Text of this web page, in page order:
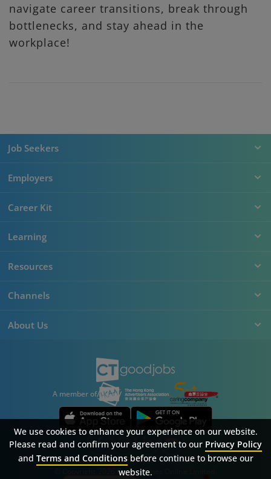
navigate career transitions, break through
bottlenecks, and stay ahead in the
workplace!
Job Seekers
Employers
Career Kit
Learning
Resources
Channels
About Us
A member of
© Copyright 2026 Career Times Online Limited.
SitemapFAQPrivacy PolicyTerms & Conditions
We use cookies to enhance your experience on our website.
Please read and confirm your agreement to our Privacy Policy
and Terms and Conditionsbefore continue to browse our
website.